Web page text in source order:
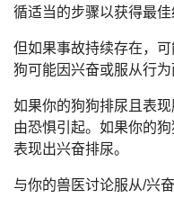
循适当的步骤以获得最佳
但如果事故持续存在，
狗可能因兴奋或服从行为
如果你的狗狗排尿且表
由恐惧引起。如果你的
表现出兴奋排尿。
与你的兽医讨论服从/兴